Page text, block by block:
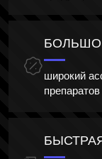
широкий
препаратов